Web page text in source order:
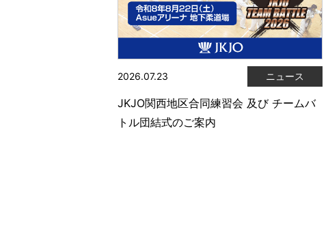
ニュース
2026.07.23
JKJO関西地区合同練習会 及び チームバ
トル団結式のご案内